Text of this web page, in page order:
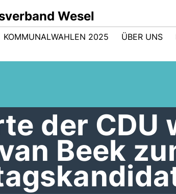
Wesel
KOMMUNALWAHLEN 2025 ÜBER UNS
der CDU
Beek